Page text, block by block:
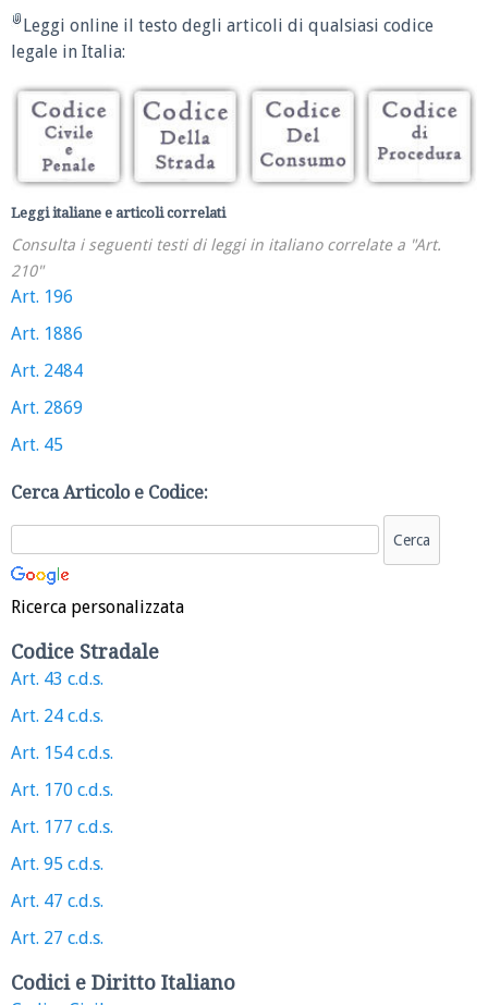
Leggi online il testo degli articoli di qualsiasi codice
legale in Italia:
Leggi italiane e articoli correlati
Consulta i seguenti testi di leggi in italiano correlate a "Art.
210"
Art. 196
Art. 1886
Art. 2484
Art. 2869
Art. 45
Cerca Articolo e Codice:
Ricerca personalizzata
Codice Stradale
Art. 43 c.d.s.
Art. 24 c.d.s.
Art. 154 c.d.s.
Art. 170 c.d.s.
Art. 177 c.d.s.
Art. 95 c.d.s.
Art. 47 c.d.s.
Art. 27 c.d.s.
Codici e Diritto Italiano